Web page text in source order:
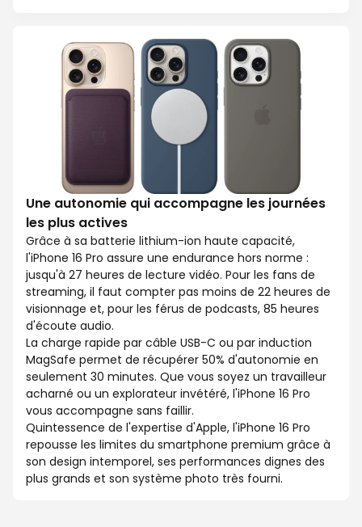
Une autonomie qui accompagne les journées
les plus actives
Grâce à sa batterie lithium-ion haute capacité,
l'iPhone 16 Pro assure une endurance hors norme :
jusqu'à 27 heures de lecture vidéo. Pour les fans de
streaming, il faut compter pas moins de 22 heures de
visionnage et, pour les férus de podcasts, 85 heures
d'écoute audio.
La charge rapide par câble USB-C ou par induction
MagSafe permet de récupérer 50% d'autonomie en
seulement 30 minutes. Que vous soyez un travailleur
acharné ou un explorateur invétéré, l'iPhone 16 Pro
vous accompagne sans faillir.
Quintessence de l'expertise d'Apple, l'iPhone 16 Pro
repousse les limites du smartphone premium grâce à
son design intemporel, ses performances dignes des
plus grands et son système photo très fourni.